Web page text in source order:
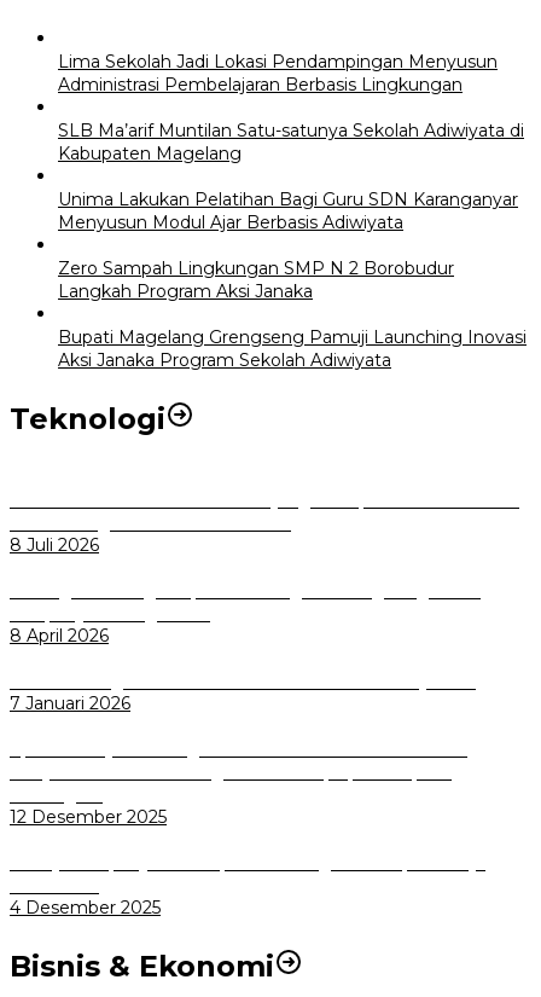
Lima Sekolah Jadi Lokasi Pendampingan Menyusun
Administrasi Pembelajaran Berbasis Lingkungan
SLB Ma’arif Muntilan Satu-satunya Sekolah Adiwiyata di
Kabupaten Magelang
Unima Lakukan Pelatihan Bagi Guru SDN Karanganyar
Menyusun Modul Ajar Berbasis Adiwiyata
Zero Sampah Lingkungan SMP N 2 Borobudur
Langkah Program Aksi Janaka
Bupati Magelang Grengseng Pamuji Launching Inovasi
Aksi Janaka Program Sekolah Adiwiyata
Teknologi
8 Juli 2026
8 April 2026
7 Januari 2026
12 Desember 2025
4 Desember 2025
Bisnis & Ekonomi